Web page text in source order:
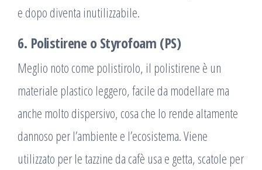
e dopo diventa inutilizzabile.
6. Polistirene o Styrofoam (PS)
Meglio noto come polistirolo, il polistirene è un
materiale plastico leggero, facile da modellare ma
anche molto dispersivo, cosa che lo rende altamente
dannoso per l’ambiente e l’ecosistema. Viene
utilizzato per le tazzine da cafè usa e getta, scatole per